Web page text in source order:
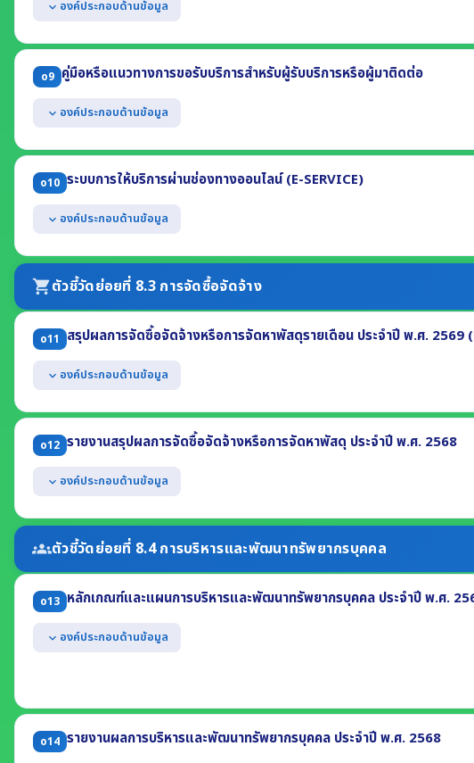
(4) ช่วงระยะเวลาในการดำเนินงานแต่ละโครงการหรือกิจกรรม
expand_more องค์ประกอบด้านข้อมูล
แสดงคู่มือหรือแนวทางการปฏิบัติงานที่เจ้าหน้าที่ของหน่วยงานใช้ยึดถือปฏิบัติให้เป็นมาตร
อย่างน้อยประกอบด้วย
(1) ชื่องาน (2) วิธีการขั้นตอนการปฏิบัติงาน
(3) ระยะเวลาที่ใช้ในการปฏิบัติงาน (4) กฎหมายที่เกี่ยวข้อง
o9 คู่มือหรือแนวทางการขอรับบริการสำหรับผู้รับบริการหรือผู้มาติดต่อ
expand_more องค์ประกอบด้านข้อมูล
แสดงคู่มือการขอรับบริการหรือแนวทางการปฏิบัติที่ผู้รับบริการหรือผู้มาติดต่อใช้เป็นข้อ
(1) ชื่องาน (2) วิธีการขั้นตอนการขอรับบริการ (3) ระยะเวลา
(4) ช่องทางให้บริการ (5) ค่าธรรมเนียม (6) เอกสารหลักฐานประกอบ
o10 ระบบการให้บริการผ่านช่องทางออนไลน์ (E-SERVICE)
expand_more องค์ประกอบด้านข้อมูล
แสดงช่องทางการให้บริการหรือธุรกรรมภาครัฐที่สอดคล้องกับภารกิจของหน่วยงานผ่านเ
ขอรับบริการไม่จำเป็นต้องเดินทางมายังหน่วยงาน
สามารถเข้าถึงหรือเชื่อมโยงได้จากหน้าแรกของเว็บไซต์หลักของหน่วยงาน
shopping_cartตัวชี้วัดย่อยที่ 8.3 การจัดซื้อจัดจ้าง
o11 สรุปผลการจัดซื้อจัดจ้างหรือการจัดหาพัสดุรายเดือน ประจำปี พ.ศ. 2569
expand_more องค์ประกอบด้านข้อมูล
แสดงรายงานสรุปผลการจัดซื้อจัดจ้างฯ รายเดือน ไตรมาสที่ 1-2 ประจำปี พ.ศ. 2569 อ
(1) งานที่จัดซื้อหรือจัดจ้าง (2) วงเงินที่จะซื้อหรือจ้าง (3) ราคากลาง
(4) วิธีซื้อหรือจ้าง (5) รายชื่อผู้เสนอราคา (6) ราคาที่เสนอ
(7) ผู้ได้รับการคัดเลือก (8) ราคาที่ตกลงซื้อหรือจ้าง
(9) เหตุผลที่คัดเลือกโดยสรุป (10) เลขที่และวันที่ของสัญญา
o12 รายงานสรุปผลการจัดซื้อจัดจ้างหรือการจัดหาพัสดุ ประจำปี พ.ศ. 2568
expand_more องค์ประกอบด้านข้อมูล
แสดงข้อมูลสรุปผลการจัดซื้อจัดจ้าง ประจำปี พ.ศ. 2568 (ภาพรวม) อย่างน้อยประกอบด้
(1) จำนวนโครงการจำแนกตามวิธีการจัดซื้อจัดจ้าง (2) จำนวนงบประมาณจำแนกตามวิธีการจัด
(3) ปัญหา/อุปสรรค (4) ข้อเสนอแนะ
แสดงข้อมูลสรุปผลการจัดซื้อจัดจ้างฯ รายเดือน ปี พ.ศ. 2568 (แบบ สขร.1)
แสดงในรูปแบบไฟล์อย่างน้อย 2 รูปแบบ คือ .pdf และ .xls หรือ .csv
groupsตัวชี้วัดย่อยที่ 8.4 การบริหารและพัฒนาทรัพยากรบุคคล
o13 หลักเกณฑ์และแผนการบริหารและพัฒนาทรัพยากรบุคคล ประจำปี พ.ศ.
expand_more องค์ประกอบด้านข้อมูล
(3) การย้าย การโอน หรือการเลื่อน (4) การประเมินผลการปฏิบัติราชการ
แสดงแผนการบริหารทรัพยากรบุคคล ซึ่งบังคับใช้ในปี พ.ศ. 2569
o14 รายงานผลการบริหารและพัฒนาทรัพยากรบุคคล ประจำปี พ.ศ. 2568